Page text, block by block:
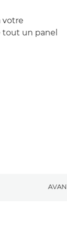
votre
un panel